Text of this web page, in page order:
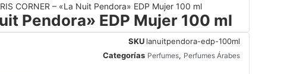
CORNER – «La Nuit Pendora» EDP Mujer 100 ml
Pendora» EDP Mujer 100 ml
SKU lanuitpendora-edp-100ml
Categorías Perfumes, Perfumes Árabes